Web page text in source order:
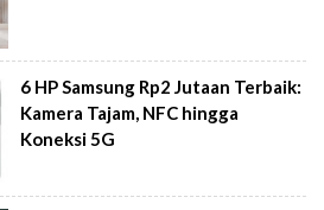
6 HP Samsung Rp2 Jutaan Terbaik:
Kamera Tajam, NFC hingga
Koneksi 5G